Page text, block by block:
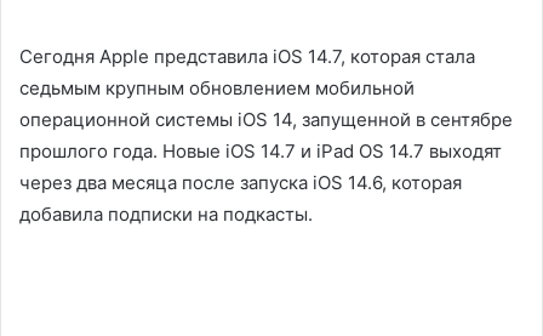
Сегодня Apple представила iOS 14.7, которая стала
седьмым крупным обновлением мобильной
операционной системы iOS 14, запущенной в сентябре
прошлого года. Новые iOS 14.7 и iPad OS 14.7 выходят
через два месяца после запуска iOS 14.6, которая
добавила подписки на подкасты.